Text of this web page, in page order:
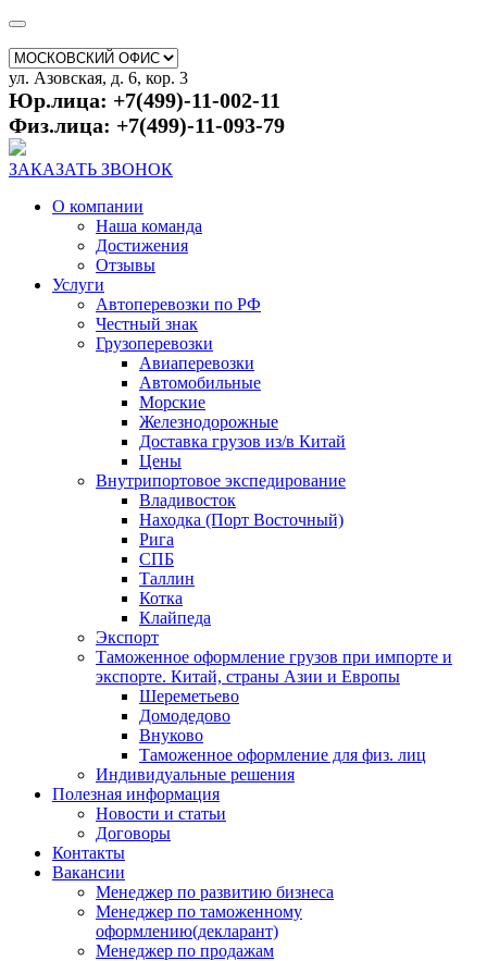
ул. Азовская, д. 6, кор. 3
Юр.лица: +7(499)-11-002-11
Физ.лица: +7(499)-11-093-79
ЗАКАЗАТЬ ЗВОНОК
О компании
Наша команда
Достижения
Отзывы
Услуги
Автоперевозки по РФ
Честный знак
Грузоперевозки
Авиаперевозки
Автомобильные
Морские
Железнодорожные
Доставка грузов из/в Китай
Цены
Внутрипортовое экспедирование
Владивосток
Находка (Порт Восточный)
Рига
СПБ
Таллин
Котка
Клайпеда
Экспорт
Таможенное оформление грузов при импорте и
экспорте. Китай, страны Азии и Европы
Шереметьево
Домодедово
Внуково
Таможенное оформление для физ. лиц
Индивидуальные решения
Полезная информация
Новости и статьи
Договоры
Контакты
Вакансии
Менеджер по развитию бизнеса
Менеджер по таможенному
оформлению(декларант)
Менеджер по продажам